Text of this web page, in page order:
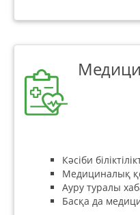
Кәсіби
Медициналық
Ауру туралы
Басқа да